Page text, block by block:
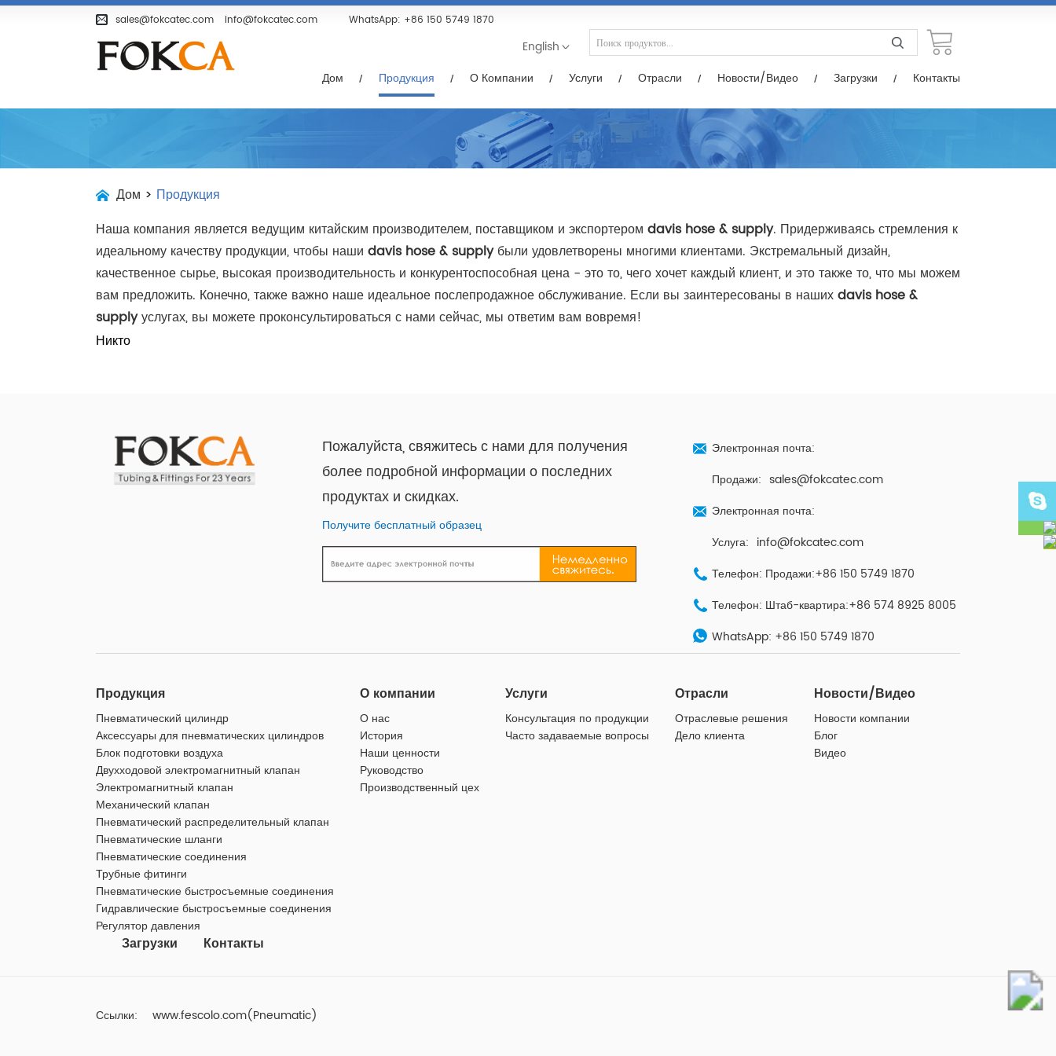
sales@fokcatec.com info@fokcatec.com WhatsApp: +86 150 5749 1870
English
Дом Продукция О Компании Услуги Отрасли Новости/Видео Загрузки Контакты
Дом Продукция Услуги Отрасли
Дом > Продукция
Наша компания является ведущим китайским производителем, поставщиком и экспортером davis hose & supply. Придерживаясь стремления к
идеальному качеству продукции, чтобы наши davis hose & supplyбыли удовлетворены многими клиентами. Экстремальный дизайн,
качественное сырье, высокая производительность и конкурентоспособная цена - это то, чего хочет каждый клиент, и это также то, что мы можем
вам предложить. Конечно, также важно наше идеальное послепродажное обслуживание. Если вы заинтересованы в наших davis hose &
supplyуслугах, вы можете проконсультироваться с нами сейчас, мы ответим вам вовремя!
Никто
Пожалуйста, свяжитесь с нами для получения
более подробной информации о последних
продуктах и ​​скидках.
Получите бесплатный образец
Электронная почта:
Продажи: sales@fokcatec.com
Электронная почта:
Услуга: info@fokcatec.com
Телефон: Продажи:+86 150 5749 1870
Телефон: Штаб-квартира:+86 574 8925 8005
WhatsApp: +86 150 5749 1870
Продукция
Пневматический цилиндр
Аксессуары для пневматических цилиндров
Блок подготовки воздуха
Двухходовой электромагнитный клапан
Электромагнитный клапан
Механический клапан
Пневматический распределительный клапан
Пневматические шланги
Пневматические соединения
Трубные фитинги
Пневматические быстросъемные соединения
Гидравлические быстросъемные соединения
Регулятор давления
О компании
О нас
История
Наши ценности
Руководство
Производственный цех
Услуги
Консультация по продукции
Часто задаваемые вопросы
Отрасли
Отраслевые решения
Дело клиента
Новости/Видео
Новости компании
Блог
Видео
Загрузки Контакты
Ссылки: www.fescolo.com(Pneumatic)